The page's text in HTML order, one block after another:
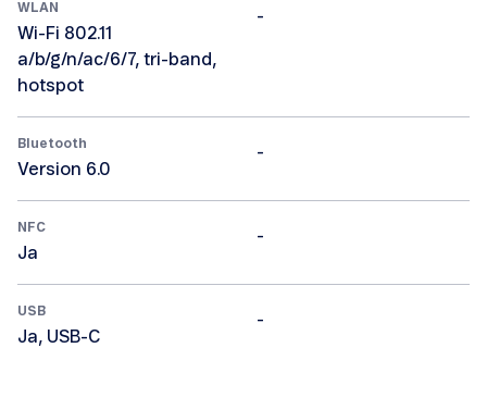
WLAN
Wi-Fi 802.11
a/b/g/n/ac/6/7, tri-band,
hotspot
-
Bluetooth
Version 6.0
-
NFC
Ja
-
USB
Ja, USB-C
-